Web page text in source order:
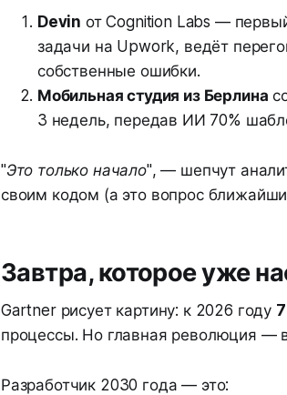
Devin от Cognition Labs —
задачи на Upwork, ведёт
собственные ошибки.
Мобильная студия из Берлина
3 недель, передав ИИ 70%
"Это только начало", — шепчут
своим кодом (а это вопрос
Завтра, которое уже
Gartner рисует картину: к 2026 году
процессы. Но главная революция —
Разработчик 2030 года — это: